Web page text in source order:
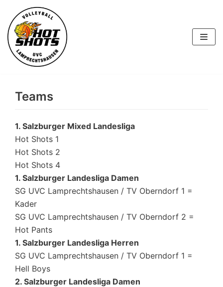
Skip
to
content
Teams
1. Salzburger Mixed Landesliga
Hot Shots 1
Hot Shots 2
Hot Shots 4
1. Salzburger Landesliga Damen
SG UVC Lamprechtshausen / TV Oberndorf 1 =
Kader
SG UVC Lamprechtshausen / TV Oberndorf 2 =
Hot Pants
1. Salzburger Landesliga Herren
SG UVC Lamprechtshausen / TV Oberndorf 1 =
Hell Boys
2. Salzburger Landesliga Damen